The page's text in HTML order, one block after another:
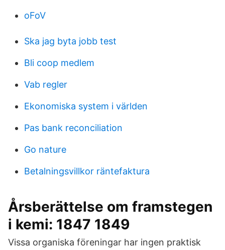
oFoV
Ska jag byta jobb test
Bli coop medlem
Vab regler
Ekonomiska system i världen
Pas bank reconciliation
Go nature
Betalningsvillkor räntefaktura
Årsberättelse om framstegen
i kemi: 1847 1849
Vissa organiska föreningar har ingen praktisk